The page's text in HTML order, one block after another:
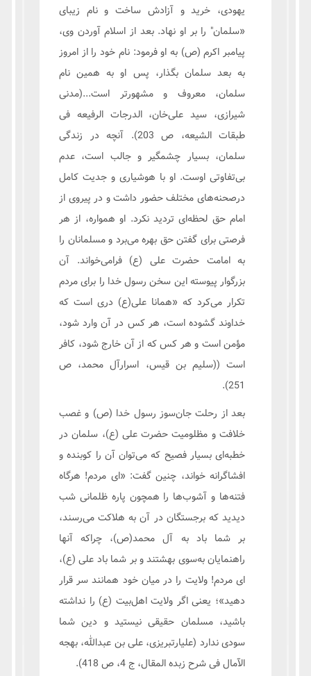
یهودى، خرید و آزادش ساخت و نام زیباى
«سلمان‏" را بر او نهاد. بعد از اسلام آوردن وی،
پیامبر اکرم (ص) به او فرمود: نام خود را از امروز
به بعد سلمان بگذار، پس او به همین نام
سلمان، معروف و مشهورتر است...(مدنی
شیرازی، سید علی‌خان، الدرجات الرفیعه فی
طبقات الشیعه، ص 203). آنچه در زندگى
سلمان، بسیار چشمگیر و جالب است، عدم
بی‌تفاوتی اوست. او با هوشیارى و جدیت کامل
درصحنه‌های مختلف حضور داشت و در پیروى از
امام‏ حق لحظه‌ای تردید نکرد. او همواره، از هر
فرصتى براى گفتن حق بهره می‌برد و مسلمانان را
به امامت ‏حضرت على (ع) فرامی‌خواند. آن
بزرگوار پیوسته این سخن رسول خدا را براى مردم
تکرار مى‌‏کرد که «همانا على(ع) درى است که
خداوند گشوده است، هر کس در آن وارد شود،
مؤمن است و هر کس که از آن خارج شود، کافر
است ((سلیم بن قیس، اسرارآل محمد، ص
251).
بعد از رحلت جان‌سوز رسول خدا (ص) و غصب
خلافت و مظلومیت ‏حضرت على (ع)، سلمان در
خطبه‌ای بسیار فصیح که می‌توان آن را کوبنده و
افشاگرانه‏ خواند، چنین گفت: «اى مردم! هرگاه
فتنه‌ها و آشوب‌ها را همچون پاره ظلمانى شب
دیدید که برجستگان در آن به هلاکت می‌رسند،
بر شما باد به آل محمد(ص)، چراکه آنها
راهنمایان به‌سوی بهشتند و بر شما باد على (ع)،
اى مردم! ولایت را در میان خود همانند سر قرار
دهید»؛ یعنى اگر ولایت اهل‌بیت (ع) را نداشته
باشید، مسلمان حقیقى نیستید و دین شما
سودى ندارد (علیارتبریزی، علی بن عبدالله، بهجه
الآمال فی شرح زبده المقال، ج 4، ص 418).